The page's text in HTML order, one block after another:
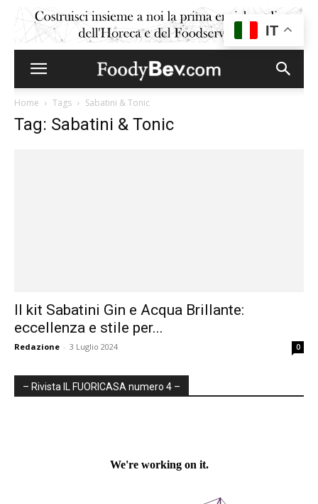
Home Tags Sabatini & Tonic
Tag: Sabatini & Tonic
Il kit Sabatini Gin e Acqua Brillante:
eccellenza e stile per...
Redazione - 3 Luglio 2024 0
– Rivista IL FUORICASA numero 4 –
IT